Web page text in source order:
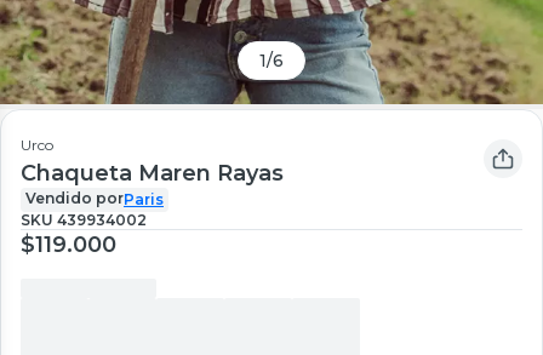
1/6
Urco
Chaqueta Maren Rayas
Vendido porParis
SKU 439934002
$119.000